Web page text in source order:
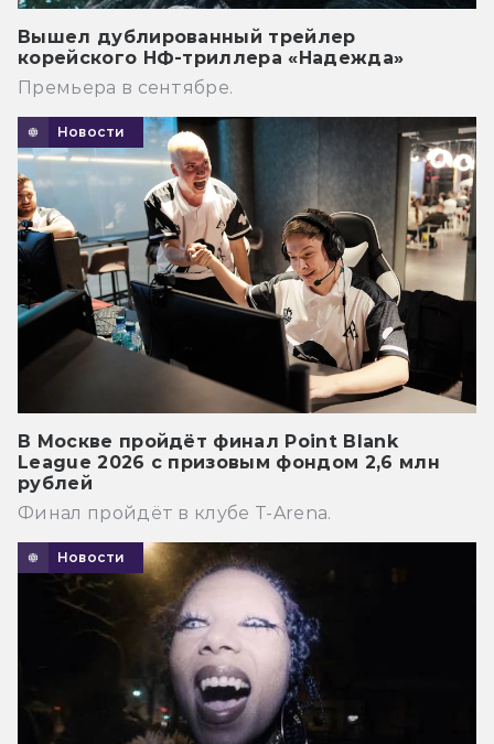
Вышел дублированный трейлер
корейского НФ-триллера «Надежда»
Премьера в сентябре.
Новости
В Москве пройдёт финал Point Blank
League 2026 с призовым фондом 2,6 млн
рублей
Финал пройдёт в клубе T-Arena.
Новости